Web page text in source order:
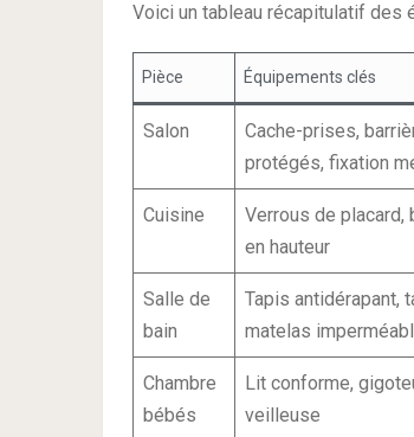
Voici un tableau récapitulatif des
Pièce Équipements clés
Salon
Cache-prises,
protégés, fixation
Cuisine
Verrous de placard,
en hauteur
Salle de
bain
Tapis antidérapant,
matelas
Chambre
bébés
Lit conforme,
veilleuse